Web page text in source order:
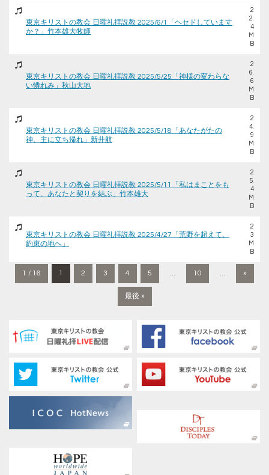
東京キリストの教会 日曜礼拝説教 2025/6/1「ヘセドしています
か？」竹本雄大牧師
2
2.
4
M
B
東京キリストの教会 日曜礼拝説教 2025/5/25「神様の変わらな
い憐れみ」秋山大地
2
6.
6
M
B
東京キリストの教会 日曜礼拝説教 2025/5/18「あなたがたの
神、主に立ち帰れ」新井航
2
4.
9
M
B
東京キリストの教会 日曜礼拝説教 2025/5/11「私はまことをも
って、あなたと契りを結ぶ」竹本雄大
2
5.
4
M
B
東京キリストの教会 日曜礼拝説教 2025/4/27「荒野を超えて、
約束の地へ」
2
3
M
B
1 / 16 1 2 3 4 5 ... 10 ... »
最後 »